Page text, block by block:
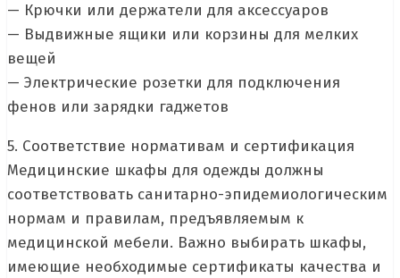
— Крючки или держатели для аксессуаров
— Выдвижные ящики или корзины для мелких
вещей
— Электрические розетки для подключения
фенов или зарядки гаджетов
5. Соответствие нормативам и сертификация
Медицинские шкафы для одежды должны
соответствовать санитарно-эпидемиологическим
нормам и правилам, предъявляемым к
медицинской мебели. Важно выбирать шкафы,
имеющие необходимые сертификаты качества и